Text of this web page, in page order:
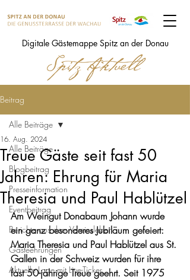
Digitale Gästemappe Spitz an der Donau
Beitrag
Alle Beiträge
Blogbeitrag
Presseinformation
Eventbeitrag
Berichte aus dem Vereinsleben
Gästeehrungen
Aktuelle Lage mit Live-Ticker
Alle Beiträge
Treue Gäste seit fast 50
Jahren: Ehrung für Maria
Theresia und Paul Hablützel
16. Aug. 2024
Am Weingut Donabaum Johann wurde
ein ganz besonderes Jubiläum gefeiert:
Maria Theresia und Paul Hablützel aus St.
Gallen in der Schweiz wurden für ihre
fast 50-jährige Treue geehrt. Seit 1975